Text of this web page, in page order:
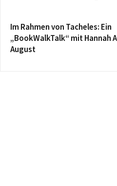
Im Rahmen von Tacheles: Ein
„BookWalkTalk“ mit Hannah
August